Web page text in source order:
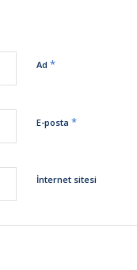
Ad *
E-posta *
İnternet sitesi